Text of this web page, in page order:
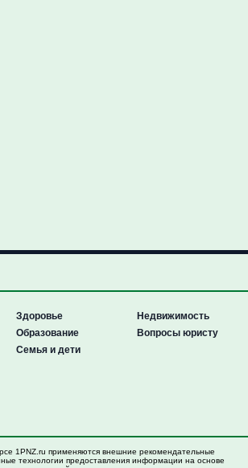
Здоровье
Образование
Семья и дети
Недвижимость
Вопросы юристу
1PNZ.ru применяются внешние рекомендательные
технологии предоставления информации на основе